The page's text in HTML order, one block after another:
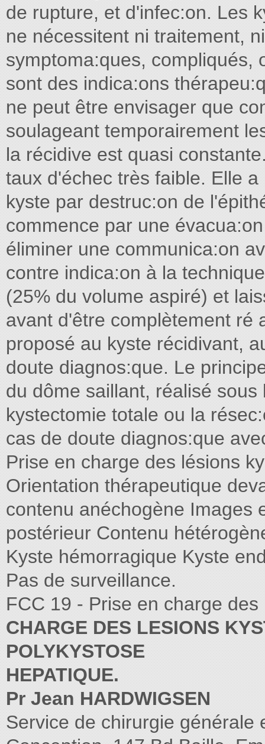
de rupture, et d'infec:on. Les
ne nécessitent ni traitement,
symptoma:ques, compliqués,
sont des indica:ons
ne peut être envisager que
soulageant temporairement
la récidive est quasi
taux d'échec très faible. Elle
kyste par destruc:on de
commence par une
éliminer une communica:on
contre indica:on à la
(25% du volume aspiré) et
avant d'être complètement ré
proposé au kyste récidivant,
doute diagnos:que. Le
du dôme saillant, réalisé
kystectomie totale ou la
cas de doute diagnos:que
Prise en charge des lésions
Orientation thérapeutique
contenu anéchogène Images
postérieur Contenu
Kyste hémorragique Kyste
Pas de surveillance.
FCC 19 - Prise en charge
CHARGE DES LESIONS
POLYKYSTOSE
HEPATIQUE.
Pr Jean HARDWIGSEN
Service de chirurgie générale